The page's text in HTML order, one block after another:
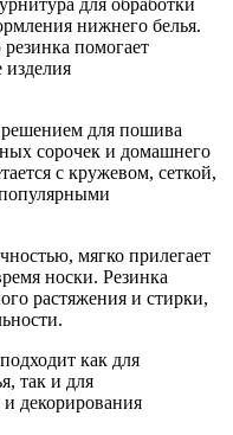
нижнего белья.
помогает
изделия
решением для пошива
сорочек и домашнего
с кружевом, сеткой,
мягко прилегает
носки. Резинка
растяжения и стирки,
как для
так и для
декорирования